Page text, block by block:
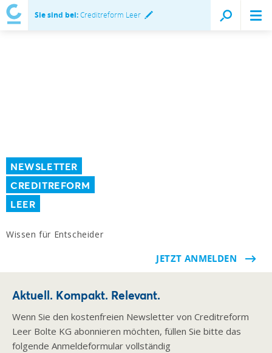
Sie sind bei:Creditreform Leer
NEWSLETTER
CREDITREFORM
LEER
Wissen für Entscheider
JETZT ANMELDEN
Aktuell. Kompakt. Relevant.
Wenn Sie den kostenfreien Newsletter von Creditreform
Leer Bolte KG abonnieren möchten, füllen Sie bitte das
folgende Anmeldeformular vollständig